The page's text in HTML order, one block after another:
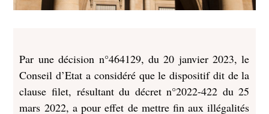
Par une décision n°464129, du 20 janvier 2023, le
Conseil d’Etat a considéré que le dispositif dit de la
clause filet, résultant du décret n°2022-422 du 25
mars 2022, a pour effet de mettre fin aux illégalités